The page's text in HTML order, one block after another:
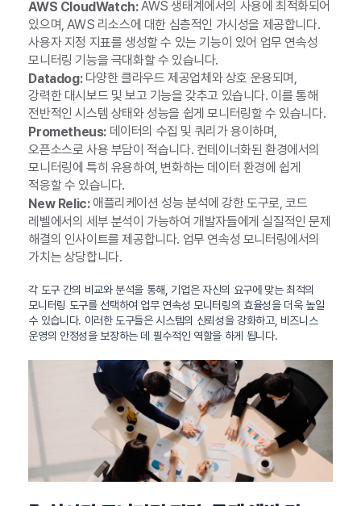
AWS CloudWatch:AWS 생태계에서의 사용에 최적화되어
있으며, AWS 리소스에 대한 심층적인 가시성을 제공합니다.
사용자 지정 지표를 생성할 수 있는 기능이 있어 업무 연속성
모니터링 기능을 극대화할 수 있습니다.
Datadog:다양한 클라우드 제공업체와 상호 운용되며,
강력한 대시보드 및 보고 기능을 갖추고 있습니다. 이를 통해
전반적인 시스템 상태와 성능을 쉽게 모니터링할 수 있습니다.
Prometheus:데이터의 수집 및 쿼리가 용이하며,
오픈소스로 사용 부담이 적습니다. 컨테이너화된 환경에서의
모니터링에 특히 유용하여, 변화하는 데이터 환경에 쉽게
적응할 수 있습니다.
New Relic:애플리케이션 성능 분석에 강한 도구로, 코드
레벨에서의 세부 분석이 가능하여 개발자들에게 실질적인 문제
해결의 인사이트를 제공합니다. 업무 연속성 모니터링에서의
가치는 상당합니다.
각 도구 간의 비교와 분석을 통해, 기업은 자신의 요구에 맞는 최적의
모니터링 도구를 선택하여 업무 연속성 모니터링의 효율성을 더욱 높일
수 있습니다. 이러한 도구들은 시스템의 신뢰성을 강화하고, 비즈니스
운영의 안정성을 보장하는 데 필수적인 역할을 하게 됩니다.